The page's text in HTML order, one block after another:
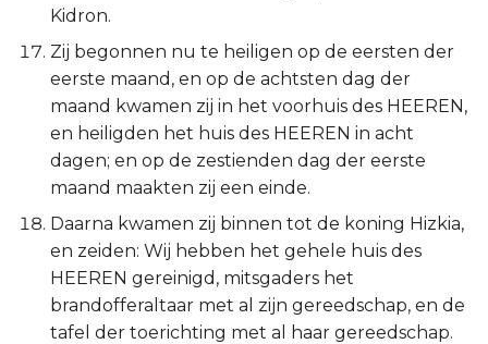
Kidron.
Zij begonnen nu te heiligen op de eersten der
eerste maand, en op de achtsten dag der
maand kwamen zij in het voorhuis des HEEREN,
en heiligden het huis des HEEREN in acht
dagen; en op de zestienden dag der eerste
maand maakten zij een einde.
Daarna kwamen zij binnen tot de koning Hizkia,
en zeiden: Wij hebben het gehele huis des
HEEREN gereinigd, mitsgaders het
brandofferaltaar met al zijn gereedschap, en de
tafel der toerichting met al haar gereedschap.